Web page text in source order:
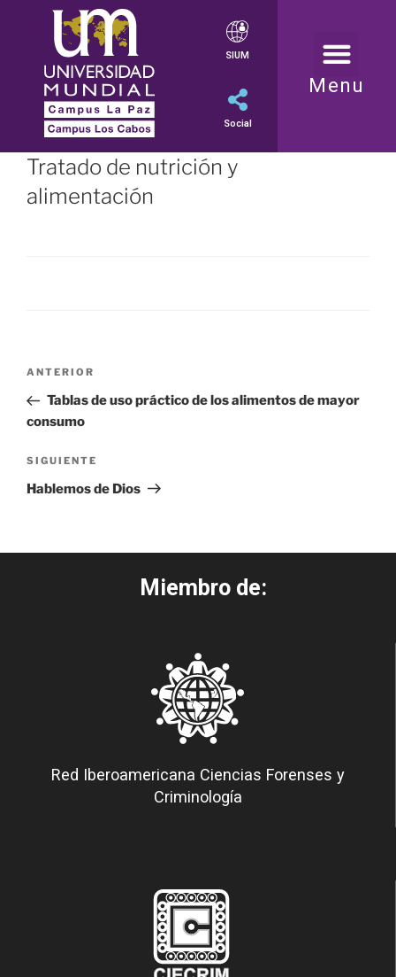
SIUM
Social
Menu
Tratado de nutrición y
alimentación
ANTERIOR
Tablas de uso práctico de los alimentos de mayor
consumo
SIGUIENTE
Hablemos de Dios
Miembro de:
Red Iberoamericana Ciencias Forenses y
Criminología